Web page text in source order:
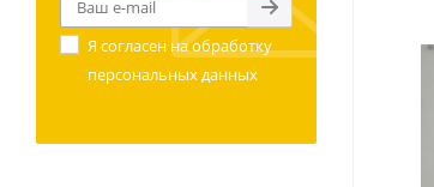
Я согласен наобработку
персональных данных